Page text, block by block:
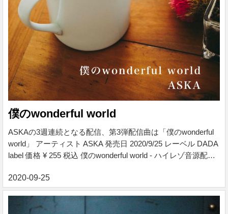
僕のwonderful world
ASKAの3週連続となる配信、第3弾配信曲は「僕のwonderful
world」 アーティスト ASKA 発売日 2020/9/25 レーベル DADA
label 価格 ¥ 255 税込 僕のwonderful world - ハイレゾ音源配信
ク・アニソン・エレクトロ。様々なジャンルをハイレゾで配
信中。WAV・flac・DSDなど各種フォーマット選択も可能。
ハイレゾ聴くならe-onkyo music！